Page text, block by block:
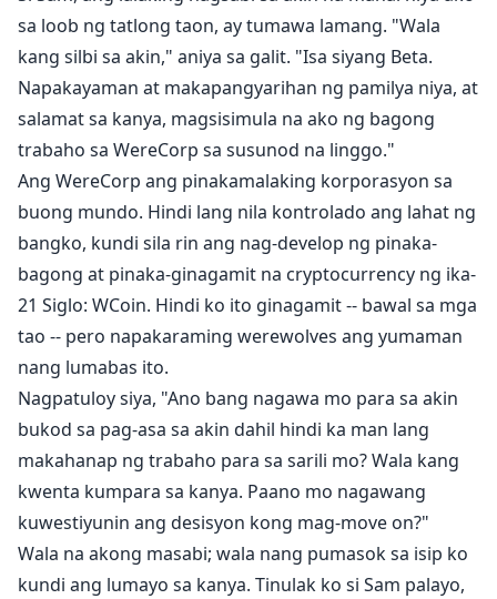
sa loob ng tatlong taon, ay tumawa lamang. "Wala
kang silbi sa akin," aniya sa galit. "Isa siyang Beta.
Napakayaman at makapangyarihan ng pamilya niya, at
salamat sa kanya, magsisimula na ako ng bagong
trabaho sa WereCorp sa susunod na linggo."
Ang WereCorp ang pinakamalaking korporasyon sa
buong mundo. Hindi lang nila kontrolado ang lahat ng
bangko, kundi sila rin ang nag-develop ng pinaka-
bagong at pinaka-ginagamit na cryptocurrency ng ika-
21 Siglo: WCoin. Hindi ko ito ginagamit -- bawal sa mga
tao -- pero napakaraming werewolves ang yumaman
nang lumabas ito.
Nagpatuloy siya, "Ano bang nagawa mo para sa akin
bukod sa pag-asa sa akin dahil hindi ka man lang
makahanap ng trabaho para sa sarili mo? Wala kang
kwenta kumpara sa kanya. Paano mo nagawang
kuwestiyunin ang desisyon kong mag-move on?"
Wala na akong masabi; wala nang pumasok sa isip ko
kundi ang lumayo sa kanya. Tinulak ko si Sam palayo,